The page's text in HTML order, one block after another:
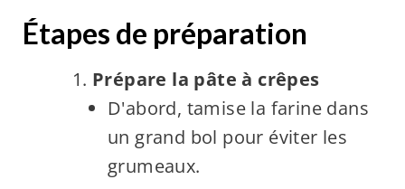
Étapes de préparation
Prépare la pâte à crêpes
D'abord, tamise la farine dans
un grand bol pour éviter les
grumeaux.